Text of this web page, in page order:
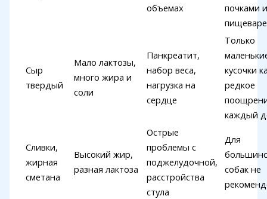
объемах
почками и
Сыр
твердый
Мало лактозы,
много жира и
соли
Панкреатит,
набор веса,
нагрузка на
сердце
Только
кусочки
редкое
каждый
Сливки,
жирная
сметана
Высокий жир,
разная лактоза
Острые
проблемы с
поджелудочной,
расстройства
стула
Для
собак не